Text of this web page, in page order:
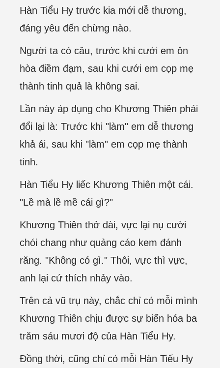
Hàn Tiểu Hy trước kia mới dễ thương,
đáng yêu đến chừng nào.
Người ta có câu, trước khi cưới em ôn
hòa điềm đạm, sau khi cưới em cọp mẹ
thành tinh quả là không sai.
Lần này áp dụng cho Khương Thiên phải
đổi lại là: Trước khi "làm" em dễ thương
khả ái, sau khi "làm" em cọp mẹ thành
tinh.
Hàn Tiểu Hy liếc Khương Thiên một cái.
"Lề mà lề mề cái gì?"
Khương Thiên thở dài, vực lại nụ cười
chói chang như quảng cáo kem đánh
răng. "Không có gì." Thôi, vực thì vực,
anh lại cứ thích nhảy vào.
Trên cả vũ trụ này, chắc chỉ có mỗi mình
Khương Thiên chịu được sự biến hóa ba
trăm sáu mươi độ của Hàn Tiểu Hy.
Đồng thời, cũng chỉ có mỗi Hàn Tiểu Hy